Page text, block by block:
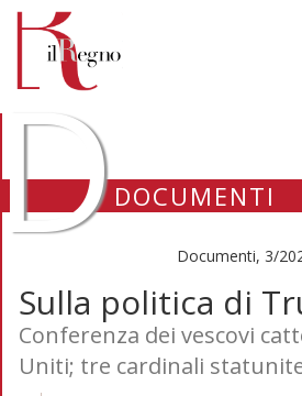
DOCUMENTI
Documenti, 3/
Sulla politica di
Conferenza dei vescovi
Uniti; tre cardinali